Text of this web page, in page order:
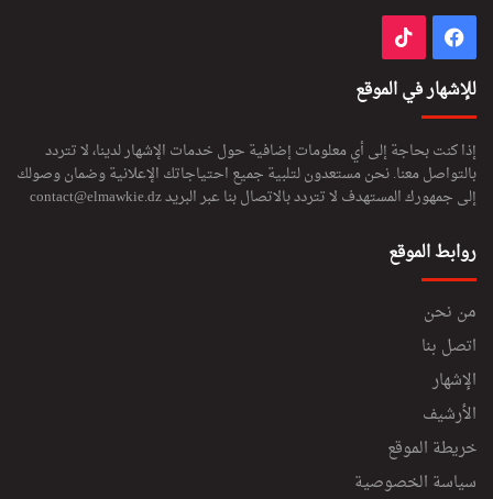
فيسبوك
للإشهار في الموقع
إذا كنت بحاجة إلى أي معلومات إضافية حول خدمات الإشهار لدينا، لا تتردد
بالتواصل معنا. نحن مستعدون لتلبية جميع احتياجاتك الإعلانية وضمان وصولك
إلى جمهورك المستهدف لا تتردد بالاتصال بنا عبر البريدcontact@elmawkie.dz
روابط الموقع
من نحن
اتصل بنا
الإشهار
الأرشيف
خريطة الموقع
سياسة الخصوصية